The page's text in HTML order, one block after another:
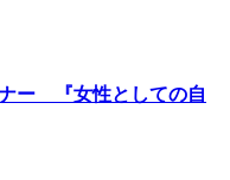
ナー 『女性としての自